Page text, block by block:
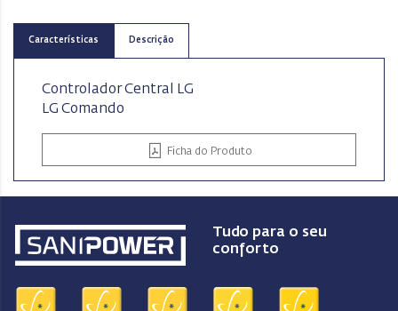
Características Descrição
Controlador Central LG
LG Comando
Ficha do Produto
Tudo para o seu
conforto